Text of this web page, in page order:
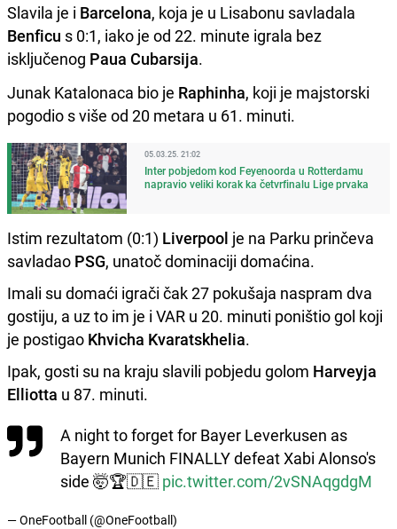
Slavila je i Barcelona, koja je u Lisabonu savladala
Benficu s 0:1, iako je od 22. minute igrala bez
isključenog Paua Cubarsija.
Junak Katalonaca bio je Raphinha, koji je majstorski
pogodio s više od 20 metara u 61. minuti.
05.03.25. 21:02
Inter pobjedom kod Feyenoorda u Rotterdamu
napravio veliki korak ka četvrfinalu Lige prvaka
Istim rezultatom (0:1) Liverpool je na Parku prinčeva
savladao PSG, unatoč dominaciji domaćina.
Imali su domaći igrači čak 27 pokušaja naspram dva
gostiju, a uz to im je i VAR u 20. minuti poništio gol koji
je postigao Khvicha Kvaratskhelia.
Ipak, gosti su na kraju slavili pobjedu golom Harveyja
Elliotta u 87. minuti.
A night to forget for Bayer Leverkusen as
Bayern Munich FINALLY defeat Xabi Alonso's
side 🤯🏆🇩🇪 pic.twitter.com/2vSNAqgdgM
— OneFootball (@OneFootball)